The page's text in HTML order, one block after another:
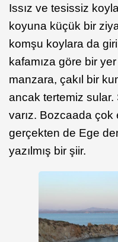
Issız ve tesissiz
koyuna küçük bir
komşu koylara da
kafamıza göre bir
manzara, çakıl bir
ancak tertemiz sular.
varız. Bozcaada çok
gerçekten de Ege
yazılmış bir şiir.